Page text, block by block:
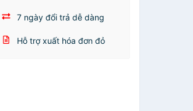
7 ngày đổi trả dễ dàng
Hỗ trợ xuất hóa đơn đỏ